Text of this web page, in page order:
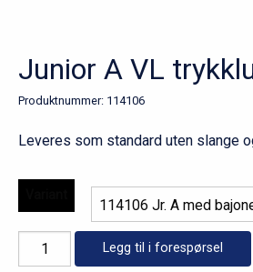
Junior A VL
Produktnummer: 114106
Leveres som standard uten slange
Junior
A
Legg til i forespørsel